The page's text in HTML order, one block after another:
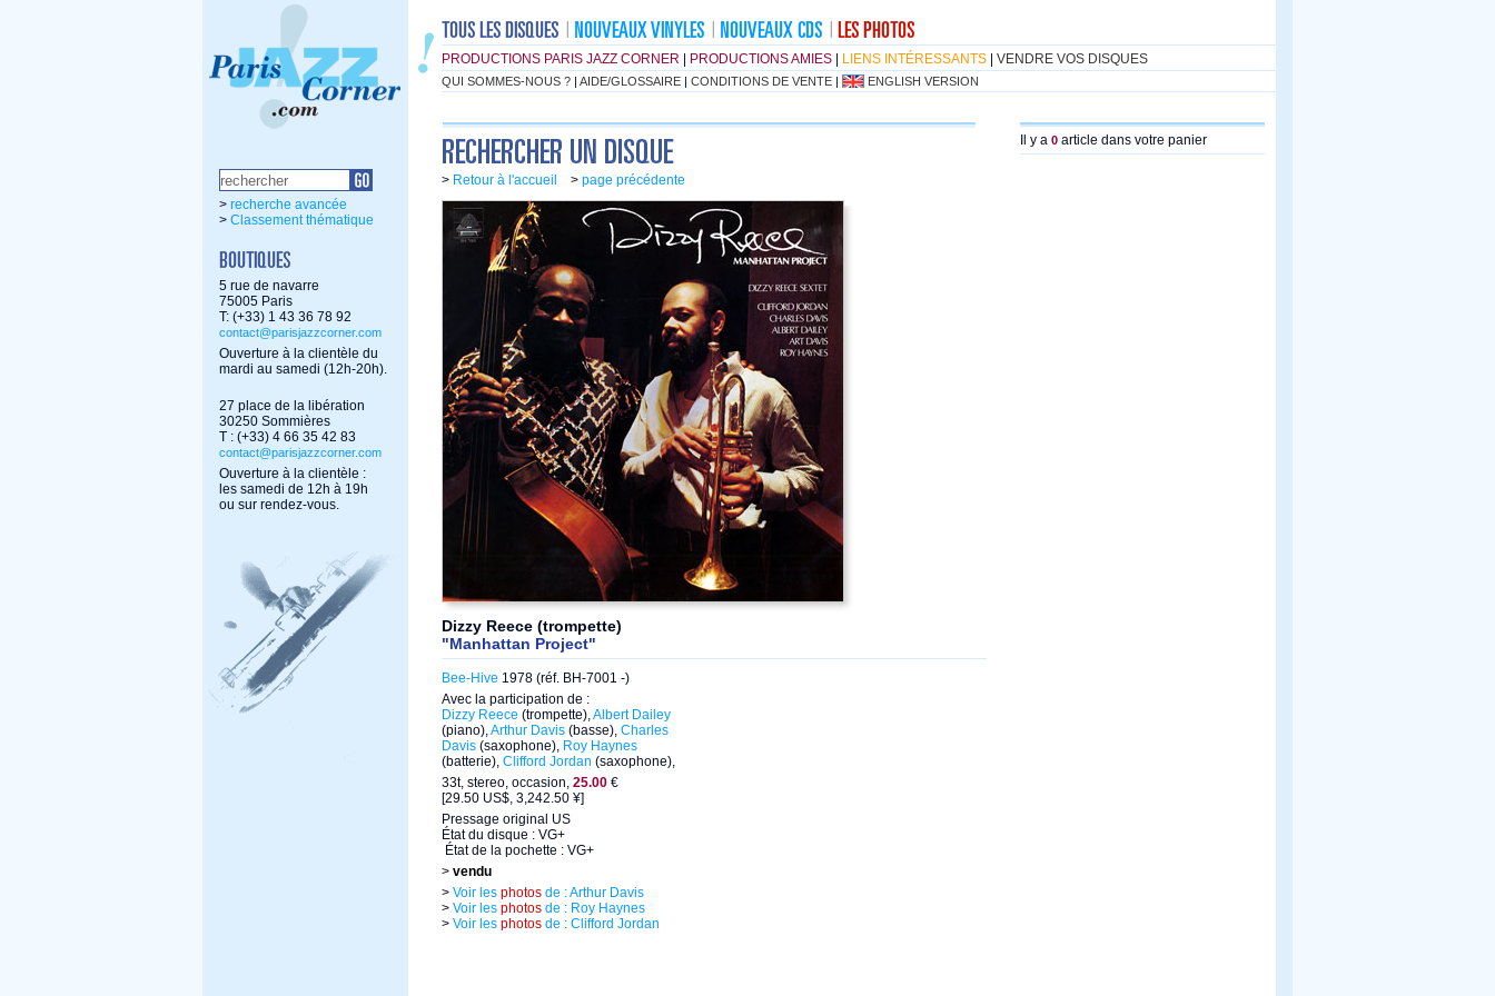
PRODUCTIONS PARIS JAZZ CORNER PRODUCTIONS AMIES LIENS INTÉRESSANTS VENDRE VOS DISQUES
QUI SOMMES-NOUS ? | AIDE/GLOSSAIRE | CONDITIONS DE VENTE | ENGLISH VERSION
> recherche avancée
> Classement thématique
5 rue de navarre
75005 Paris
T: (+33) 1 43 36 78 92
contact@parisjazzcorner.com
Ouverture à la clientèle du
mardi au samedi (12h-20h).
27 place de la libération
30250 Sommières
T : (+33) 4 66 35 42 83
contact@parisjazzcorner.com
Ouverture à la clientèle :
les samedi de 12h à 19h
ou sur rendez-vous.
> Retour à l'accueil > page précédente
Dizzy Reece (trompette)
"Manhattan Project"
Bee-Hive 1978 (réf. BH-7001 -)
Avec la participation de :
Dizzy Reece (trompette),Albert Dailey
(piano),Arthur Davis (basse), Charles
Davis (saxophone), Roy Haynes
(batterie), Clifford Jordan (saxophone),
33t, stereo, occasion, 25.00 €
[29.50 US$, 3,242.50 ¥]
Pressage original US
État du disque : VG+
État de la pochette : VG+
> vendu
> Voir les photos de : Arthur Davis
> Voir les photos de : Roy Haynes
> Voir les photos de : Clifford Jordan
Il y a 0 article dans votre panier